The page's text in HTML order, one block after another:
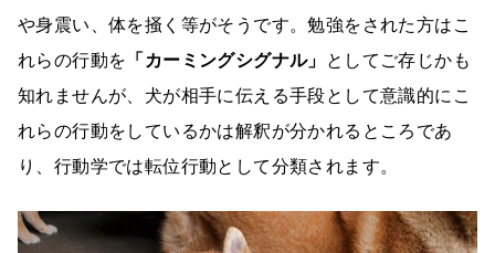
や身震い、体を掻く等がそうです。勉強をされた方はこ
れらの行動を 「カーミングシグナル」
としてご存じかも
知れませんが、犬が相手に伝える手段として意識的にこ
れらの行動をしているかは解釈が分かれるところであ
り、行動学では転位行動として分類されます。